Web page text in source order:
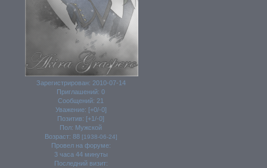
Зарегистрирован: 2010-07-14
Приглашений: 0
Сообщений: 21
Уважение: [+0/-0]
Позитив: [+1/-0]
Пол: Мужской
Возраст: 88 [1938-06-24]
Провел на форуме:
3 часа 44 минуты
Последний визит: